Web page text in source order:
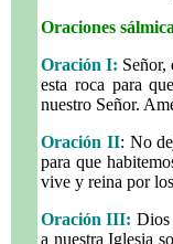
Oraciones
Oración I: Señor,
esta roca para
nuestro Señor.
Oración II: No
para que
vive y reina por
Oración III: Dios
a nuestra Iglesia